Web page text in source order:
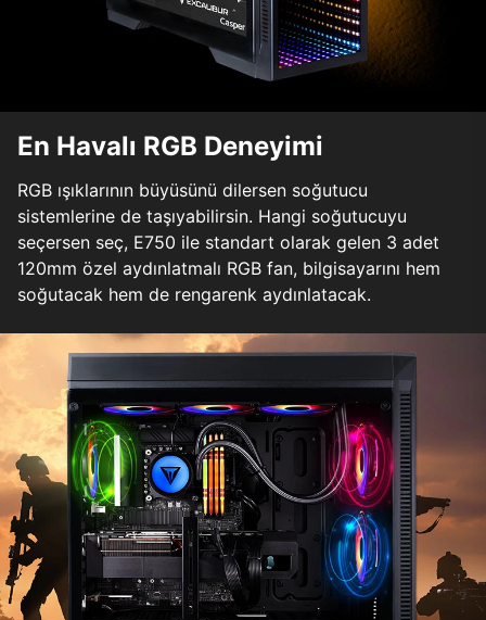
En Havalı RGB Deneyimi
RGB ışıklarının büyüsünü dilersen soğutucu
sistemlerine de taşıyabilirsin. Hangi soğutucuyu
seçersen seç, E750 ile standart olarak gelen 3 adet
120mm özel aydınlatmalı RGB fan, bilgisayarını hem
soğutacak hem de rengarenk aydınlatacak.